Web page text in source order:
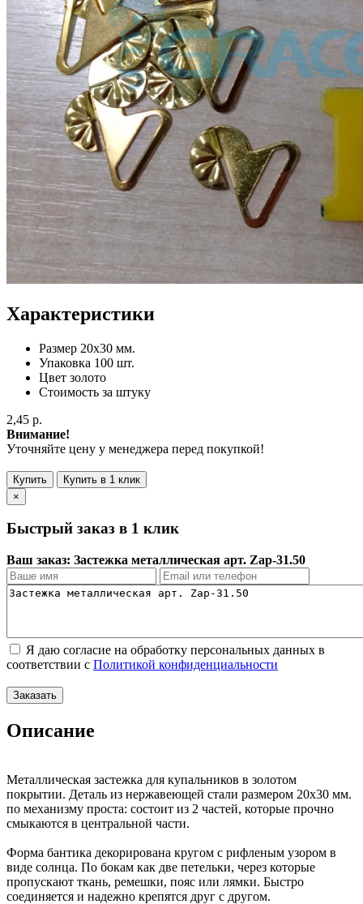
Характеристики
Размер 20x30 мм.
Упаковка 100 шт.
Цвет золото
Стоимость за штуку
2,45 р.
Внимание!
Уточняйте цену у менеджера перед покупкой!
Купить
Купить в 1 клик
×
Быстрый заказ в 1 клик
Ваш заказ: Застежка металлическая арт. Zap-31.50
Я даю согласие на обработку персональных данных в
соответствии с Политикой конфиденциальности
Описание
Металлическая застежка для купальников в золотом
покрытии. Деталь из нержавеющей стали размером 20x30 мм.
по механизму проста: состоит из 2 частей, которые прочно
смыкаются в центральной части.
Форма бантика декорирована кругом с рифленым узором в
виде солнца. По бокам как две петельки, через которые
пропускают ткань, ремешки, пояс или лямки. Быстро
соединяется и надежно крепятся друг с другом.